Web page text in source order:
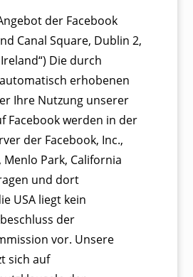
der Facebook
Canal Square, Dublin 2,
Die durch
erhobenen
Ihre Nutzung unserer
Facebook werden in der
der Facebook, Inc.,
Menlo Park, California
und dort
USA liegt kein
der
vor. Unsere
sich auf